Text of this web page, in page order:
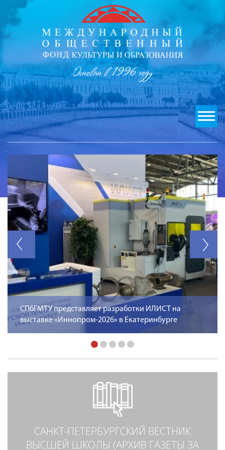
Основан в 1996 году
СПбГМТУ представляет разработки ИЛИСТ на
выставке «Иннопром-2026» в Екатеринбурге
САНКТ-ПЕТЕРБУРГСКИЙ ВЕСТНИК
ВЫСШЕЙ ШКОЛЫ (АРХИВ ГАЗЕТЫ ЗА